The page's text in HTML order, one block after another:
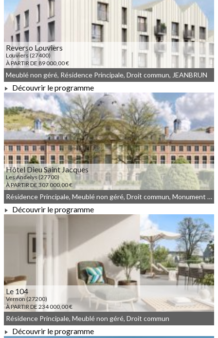
Reverso Louviers
Louviers (27400)
À PARTIR DE 89 000,00 €
À PARTIR DE 89 000,00 €
Meublé non géré, Résidence Principale, Droit commun, JEANBRUN
Découvrir le programme
Hôtel Dieu Saint Jacques
Les Andelys (27700)
À PARTIR DE 307 000,00 €
À PARTIR DE 307 000,00 €
Résidence Principale, Meublé non géré, Droit commun, Monument Historique
Découvrir le programme
Le 104
Vernon (27200)
À PARTIR DE 234 000,00 €
Résidence Principale, Meublé non géré, Droit commun
Découvrir le programme